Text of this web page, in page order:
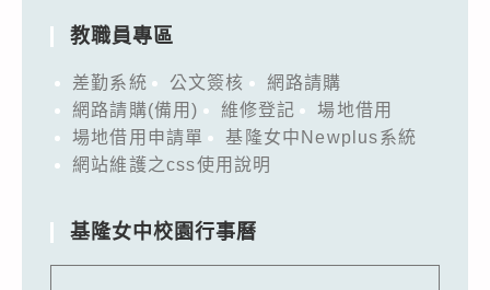
教職員專區
差勤系統 公文簽核
網路請購
網路請購(備用)
維修登記
場地借用
場地借用申請單
基隆女中Newplus系統
網站維護之css使用說明
基隆女中校園行事曆